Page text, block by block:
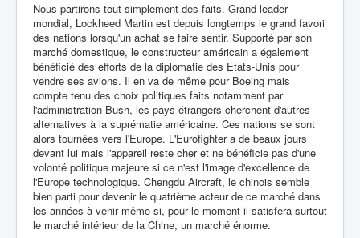
Nous partirons tout simplement des faits. Grand leader
mondial, Lockheed Martin est depuis longtemps le grand favori
des nations lorsqu'un achat se faire sentir. Supporté par son
marché domestique, le constructeur américain a également
bénéficié des efforts de la diplomatie des Etats-Unis pour
vendre ses avions. Il en va de même pour Boeing mais
compte tenu des choix politiques faits notamment par
l'administration Bush, les pays étrangers cherchent d'autres
alternatives à la suprématie américaine. Ces nations se sont
alors tournées vers l'Europe. L'Eurofighter a de beaux jours
devant lui mais l'appareil reste cher et ne bénéficie pas d'une
volonté politique majeure si ce n'est l'image d'excellence de
l'Europe technologique. Chengdu Aircraft, le chinois semble
bien parti pour devenir le quatrième acteur de ce marché dans
les années à venir même si, pour le moment il satisfera surtout
le marché intérieur de la Chine, un marché énorme.